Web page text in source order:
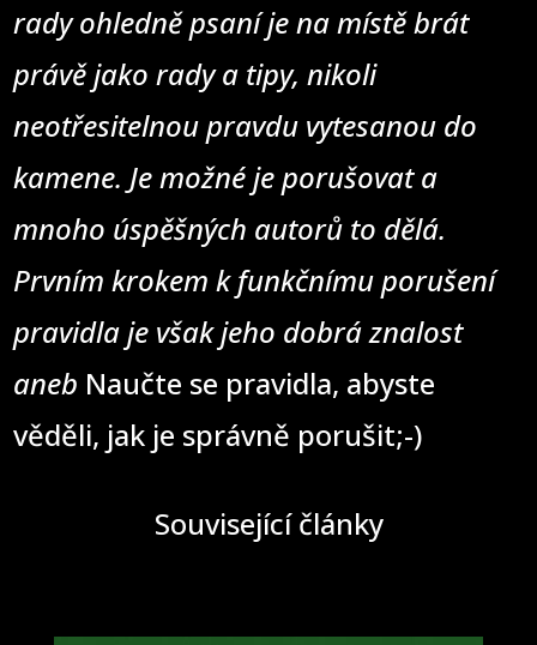
rady ohledně psaní je na místě brát
právě jako rady a tipy, nikoli
neotřesitelnou pravdu vytesanou do
kamene. Je možné je porušovat a
mnoho úspěšných autorů to dělá.
Prvním krokem k funkčnímu porušení
pravidla je však jeho dobrá znalost
aneb Naučte se pravidla, abyste
věděli, jak je správně porušit;-)
Související články